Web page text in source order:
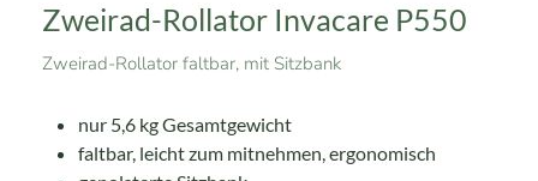
Zweirad-Rollator Invacare P550
Zweirad-Rollator faltbar, mit Sitzbank
nur 5,6 kg Gesamtgewicht
faltbar, leicht zum mitnehmen, ergonomisch